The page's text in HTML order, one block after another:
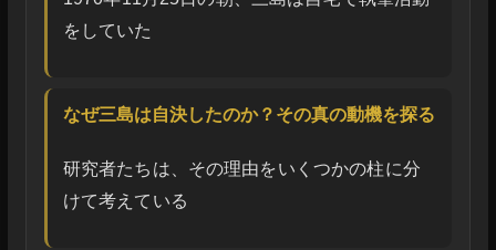
をしていた
なぜ三島は自決したのか？その真の動機を探る
研究者たちは、その理由をいくつかの柱に分
けて考えている